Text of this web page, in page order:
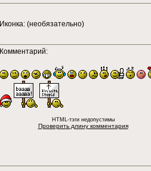
Иконка: (необязательно)
Комментарий:
HTML-тэги недопустимы
Проверить длину комментария